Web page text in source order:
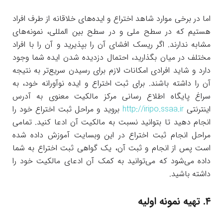
اما در برخی موارد شاهد اختراع و ایده‌های خلاقانه از طرف افراد
هستیم که در سطح ملی و در سطح بین المللی، نمونه‌های
مشابه ندارند. اگر ریسک افشای آن را بپذیرید و آن را با افراد
مختلف در میان بگذارید، احتمال دزدیده شدن ایده شما وجود
دارد و شاید افرادی امکانات لازم برای رسیدن سریع‌تر به نتیجه
آن را داشته باشند. برای ثبت اختراع و ایده نوآورانه خود، به
سراغ پایگاه اطلاع رسانی مرکز مالکیت معنوی به آدرس
اینترنتی http://iripo.ssaa.ir بروید و مراحل ثبت اختراع خود را
انجام دهید تا بتوانید نسبت به مالکیت آن ادعا کنید. تمامی
مراحل انجام ثبت اختراع در این وبسایت آموزش داده شده
است پس از انجام و ثبت آن، یک گواهی ثبت اختراع به شما
داده می‌شود که می‌توانید به کمک آن ادعای مالکیت خود را
داشته باشید.
۴. تهیه نمونه اولیه